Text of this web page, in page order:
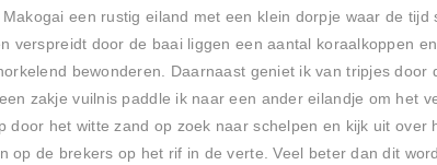
een rustig eiland met een klein dorpje waar de tijd
verspreidt door de baai liggen een aantal koraalkoppen
bewonderen. Daarnaast geniet ik van tripjes door
zakje vuilnis paddle ik naar een ander eilandje om het
door het witte zand op zoek naar schelpen en kijk uit over
op de brekers op het rif in de verte. Veel beter dan dit